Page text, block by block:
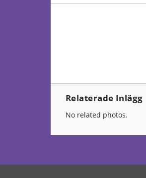
Relaterade Inlägg
No related photos.